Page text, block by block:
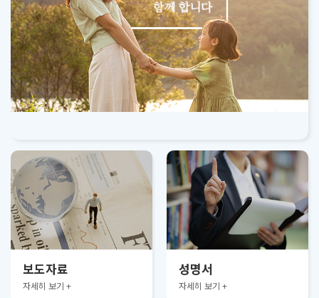
보도자료
자세히 보기 +
성명서
자세히 보기 +